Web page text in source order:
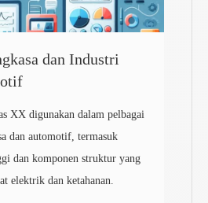
dan Industri
XX digunakan dalam pelbagai
dan automotif, termasuk
dan komponen struktur yang
elektrik dan ketahanan.